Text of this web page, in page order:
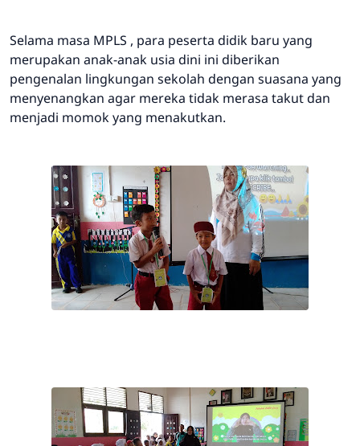
Selama masa MPLS , para peserta didik baru yang
merupakan anak-anak usia dini ini diberikan
pengenalan lingkungan sekolah dengan suasana yang
menyenangkan agar mereka tidak merasa takut dan
menjadi momok yang menakutkan.